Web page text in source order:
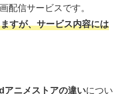
配信サービスです。
すが、サービス内容には
アニメストアの違いについ